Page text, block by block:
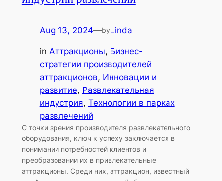
Aug 13, 2024—byLinda
in Аттракционы, Бизнес-
стратегии производителей
аттракционов, Инновации и
развитие, Развлекательная
индустрия, Технологии в парках
развлечений
С точки зрения производителя развлекательного
оборудования, ключ к успеху заключается в
понимании потребностей клиентов и
преобразовании их в привлекательные
аттракционы. Среди них, аттракцион, известный